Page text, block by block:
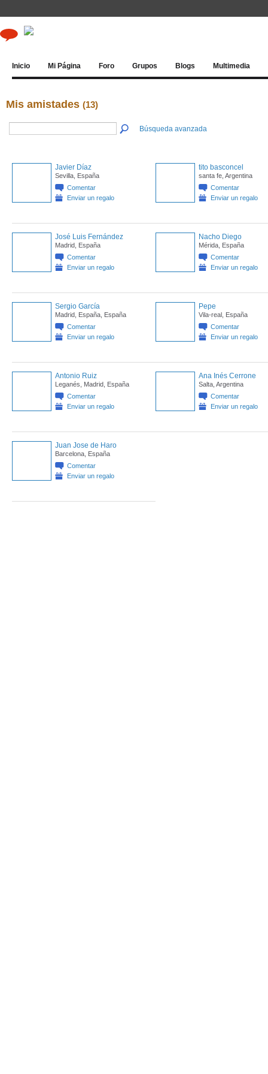
Inicio Mi Página Foro Grupos Blogs Multimedia
Mis amistades (13)
Búsqueda avanzada
Javier Díaz
Sevilla, España
Comentar
Enviar un regalo
tito basconcel
santa fe, Argentina
Comentar
Enviar un regalo
José Luis Fernández
Madrid, España
Comentar
Enviar un regalo
Nacho Diego
Mérida, España
Comentar
Enviar un regalo
Sergio García
Madrid, España, España
Comentar
Enviar un regalo
Pepe
Vila-real, España
Comentar
Enviar un regalo
Antonio Ruiz
Leganés, Madrid, España
Comentar
Enviar un regalo
Ana Inés Cerrone
Salta, Argentina
Comentar
Enviar un regalo
Juan Jose de Haro
Barcelona, España
Comentar
Enviar un regalo